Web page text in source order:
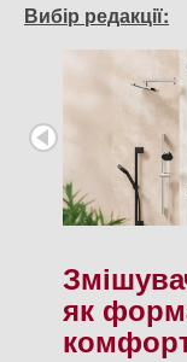
Вибір редакції:
як